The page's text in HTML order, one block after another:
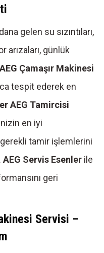
gelen su sızıntıları,
arızaları, günlük
Çamaşır Makinesi
tespit ederek en
AEG Tamircisi
en iyi
tamir işlemlerini
AEG Servis Esenler ile
geri
Servisi –